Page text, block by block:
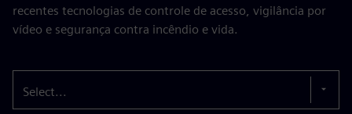
recentes tecnologias de controle de acesso, vigilância por
vídeo e segurança contra incêndio e vida.
Select...